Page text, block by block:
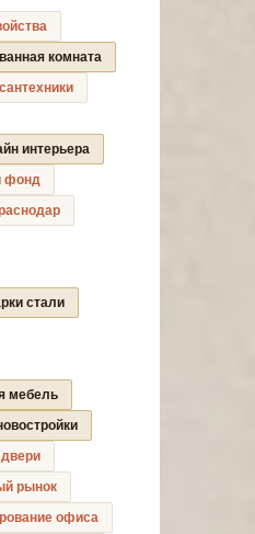
ванная комната
интерьера
фонд
стали
мебель
рынок
офиса